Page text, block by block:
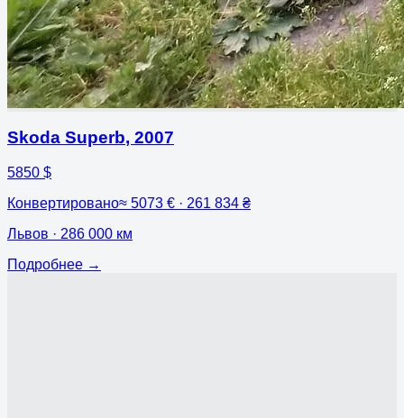
Skoda Superb, 2007
5850 $
Конвертировано≈ 5073 € · 261 834 ₴
Львов · 286 000 км
Подробнее →